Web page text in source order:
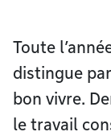
Toute
distingue
bon vivre.
le travail